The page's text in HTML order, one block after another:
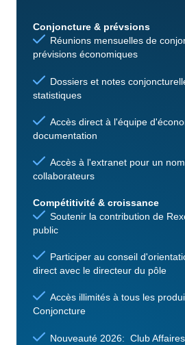
Conjoncture & prévsions
Réunions mensuelles de
prévisions économiques
Dossiers et notes
statistiques
Accès direct à l'équipe
documentation
Accès à l'extranet pour un
collaborateurs
Compétitivité & croissance
Soutenir la contribution de
public
Participer au conseil
direct avec le directeur du pôle
Accès illimités à tous les
Conjoncture
Nouveauté 2026: Club